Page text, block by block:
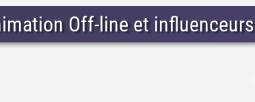
Off-line et influenceurs